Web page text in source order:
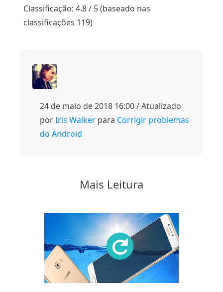
Classificação: 4.8 / 5 (baseado nas
classificações 119)
24 de maio de 2018 16:00 / Atualizado
porIris Walker para Corrigir problemas
do Android
Mais Leitura